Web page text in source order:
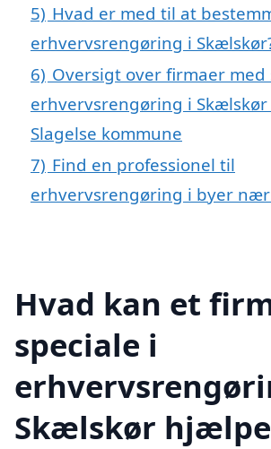
5) Hvad er med til at
erhvervsrengøring i
6) Oversigt over firmaer med
erhvervsrengøring i
Slagelse kommune
7) Find en professionel til
erhvervsrengøring i byer
Hvad kan et
speciale i
Skælskør hjælpe